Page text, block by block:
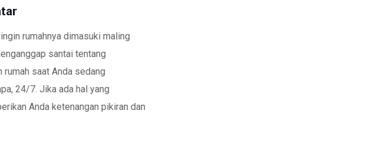
rumahnya dimasuki maling
santai tentang
rumah saat Anda sedang
24/7. Jika ada hal yang
Anda ketenangan pikiran dan